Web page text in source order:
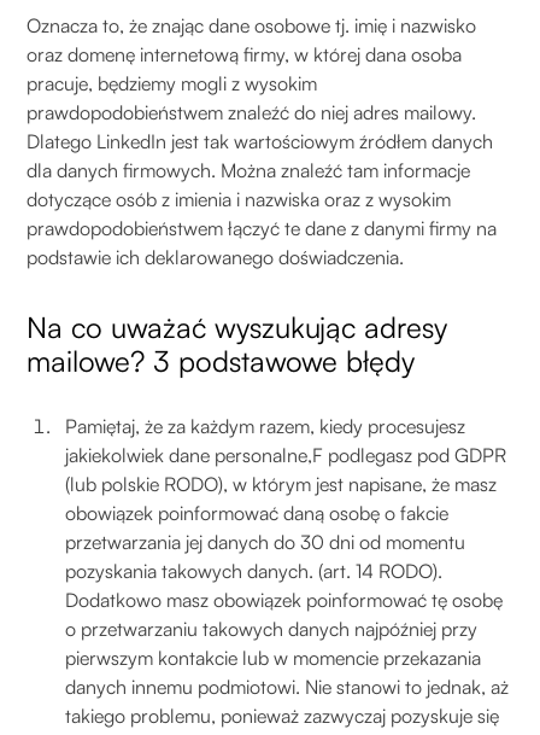
Oznacza to, że znając dane osobowe tj. imię i nazwisko
oraz domenę internetową firmy, w której dana osoba
pracuje, będziemy mogli z wysokim
prawdopodobieństwem znaleźć do niej adres mailowy.
Dlatego LinkedIn jest tak wartościowym źródłem danych
dla danych firmowych. Można znaleźć tam informacje
dotyczące osób z imienia i nazwiska oraz z wysokim
prawdopodobieństwem łączyć te dane z danymi firmy na
podstawie ich deklarowanego doświadczenia.
Na co uważać wyszukując adresy
mailowe? 3 podstawowe błędy
Pamiętaj, że za każdym razem, kiedy procesujesz
jakiekolwiek dane personalne,F podlegasz pod GDPR
(lub polskie RODO), w którym jest napisane, że masz
obowiązek poinformować daną osobę o fakcie
przetwarzania jej danych do 30 dni od momentu
pozyskania takowych danych. (art. 14 RODO).
Dodatkowo masz obowiązek poinformować tę osobę
o przetwarzaniu takowych danych najpóźniej przy
pierwszym kontakcie lub w momencie przekazania
danych innemu podmiotowi. Nie stanowi to jednak, aż
takiego problemu, ponieważ zazwyczaj pozyskuje się